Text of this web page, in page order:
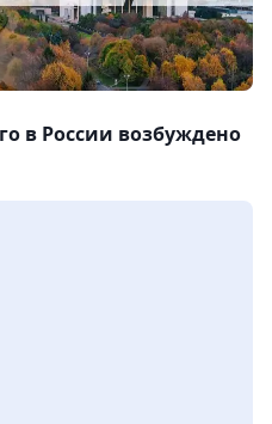
в России возбуждено